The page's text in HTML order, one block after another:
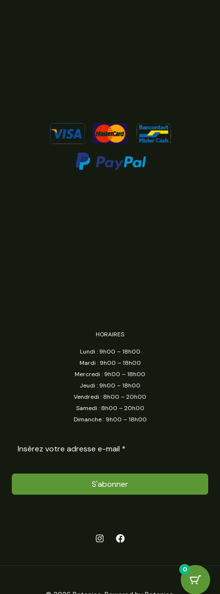
HORAIRES
Lundi : 9h00 – 18h00
Mardi : 9h00 – 18h00
Mercredi : 9h00 – 18h00
Jeudi : 9h00 – 18h00
Vendredi : 8h00 – 20h00
Samedi : 8h00 – 20h00
Dimanche : 9h00 – 18h00
S'abonner
0